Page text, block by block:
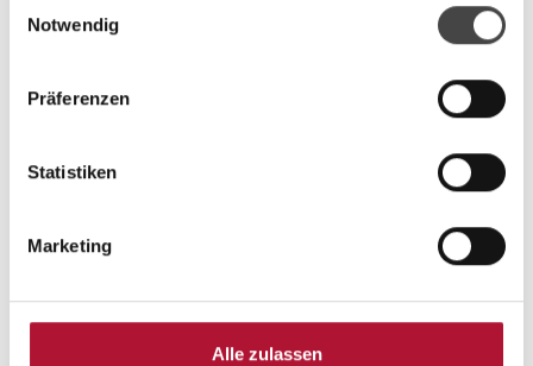
sie im Rahmen Ihrer Nutzung der Dienste gesammelt
Notwendig
Präferenzen
Statistiken
Marketing
Alle zulassen